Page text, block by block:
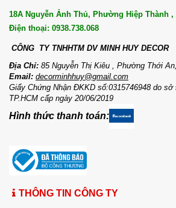
18A Nguyễn Ảnh Thủ, Phường Hiệp Thành ,
Điện thoại: 0938.738.068
CÔNG TY TNHHTM DV MINH HUY DECOR
Địa Chỉ: 85 Nguyễn Thị Kiêu , Phường Thới
Email: decorminhhuy@gmail.com
Giấy Chứng Nhận ĐKKD số:0315746948 do
TP.HCM cấp ngày 20/06/2019
Hình thức thanh toán:
THÔNG TIN CÔNG TY